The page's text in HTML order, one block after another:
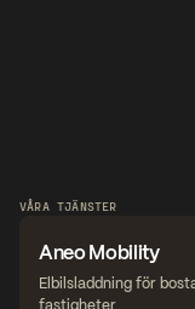
VÅRA TJÄNSTER
Aneo Mobility
Elbilsladdning för
fastigheter